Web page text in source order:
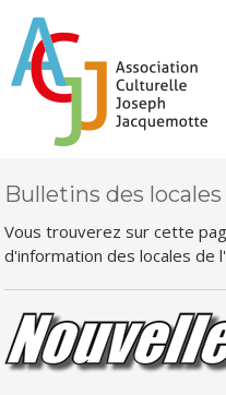
Bulletins des locales
Vous trouverez sur cette
d'information des locales de